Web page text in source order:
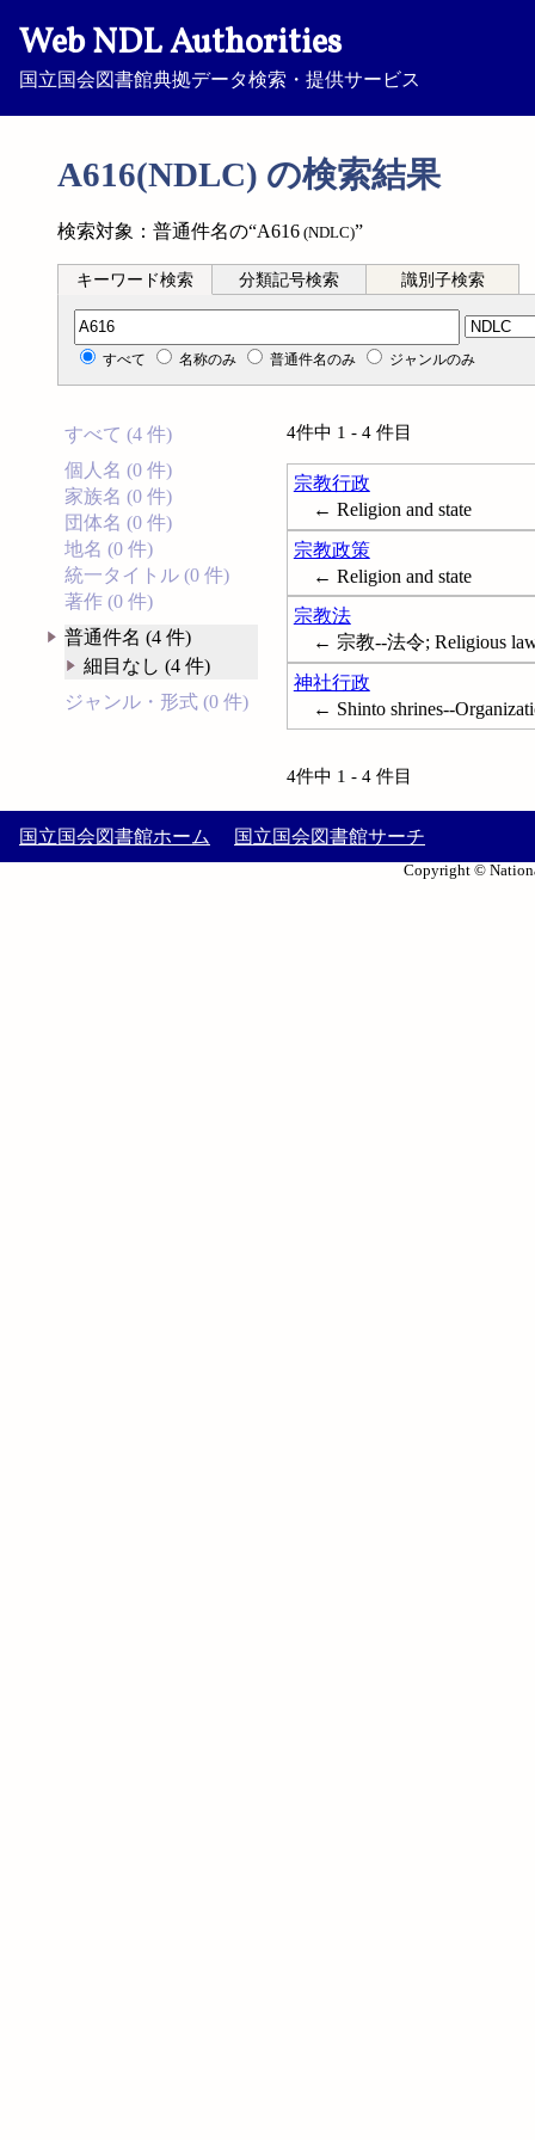
Web NDL Authorities
国立国会図書館典拠データ検索・提供サービス
A616(NDLC) の検索結果
検索対象：普通件名の“A616 (NDLC)”
キーワード検索 分類記号検索 識別子検索
分類記号検索
すべて 名称のみ 普通件名のみ ジャンルのみ
すべて (4 件)
個人名 (0 件)
家族名 (0 件)
団体名 (0 件)
地名 (0 件)
統一タイトル (0 件)
著作 (0 件)
普通件名 (4 件)
細目なし (4 件)
ジャンル・形式 (0 件)
4件中 1 - 4 件目
宗教行政
← Religion and state
宗教政策
← Religion and state
宗教法
← 宗教--法令; Religious
神社行政
← Shinto shrines--
4件中 1 - 4 件目
国立国会図書館ホーム 国立国会図書館サーチ
Copyright ©